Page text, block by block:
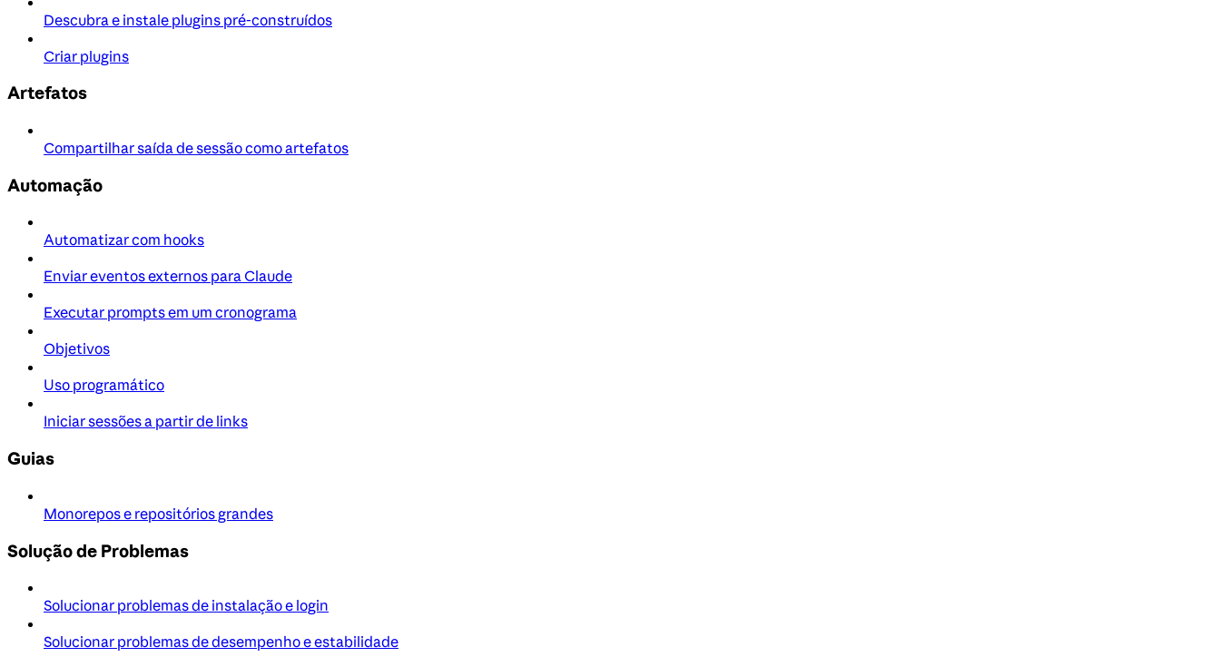
Descubra e instale plugins pré-construídos
Criar plugins
Artefatos
Compartilhar saída de sessão como artefatos
Automação
Automatizar com hooks
Enviar eventos externos para Claude
Executar prompts em um cronograma
Objetivos
Uso programático
Iniciar sessões a partir de links
Guias
Monorepos e repositórios grandes
Solução de Problemas
Solucionar problemas de instalação e login
Solucionar problemas de desempenho e estabilidade